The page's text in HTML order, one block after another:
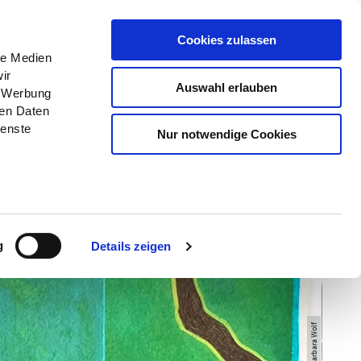
Medien
Daten
Details zeigen
Cookies zulassen
Auswahl erlauben
Nur notwendige Cookies
Erlebnisse Buchen